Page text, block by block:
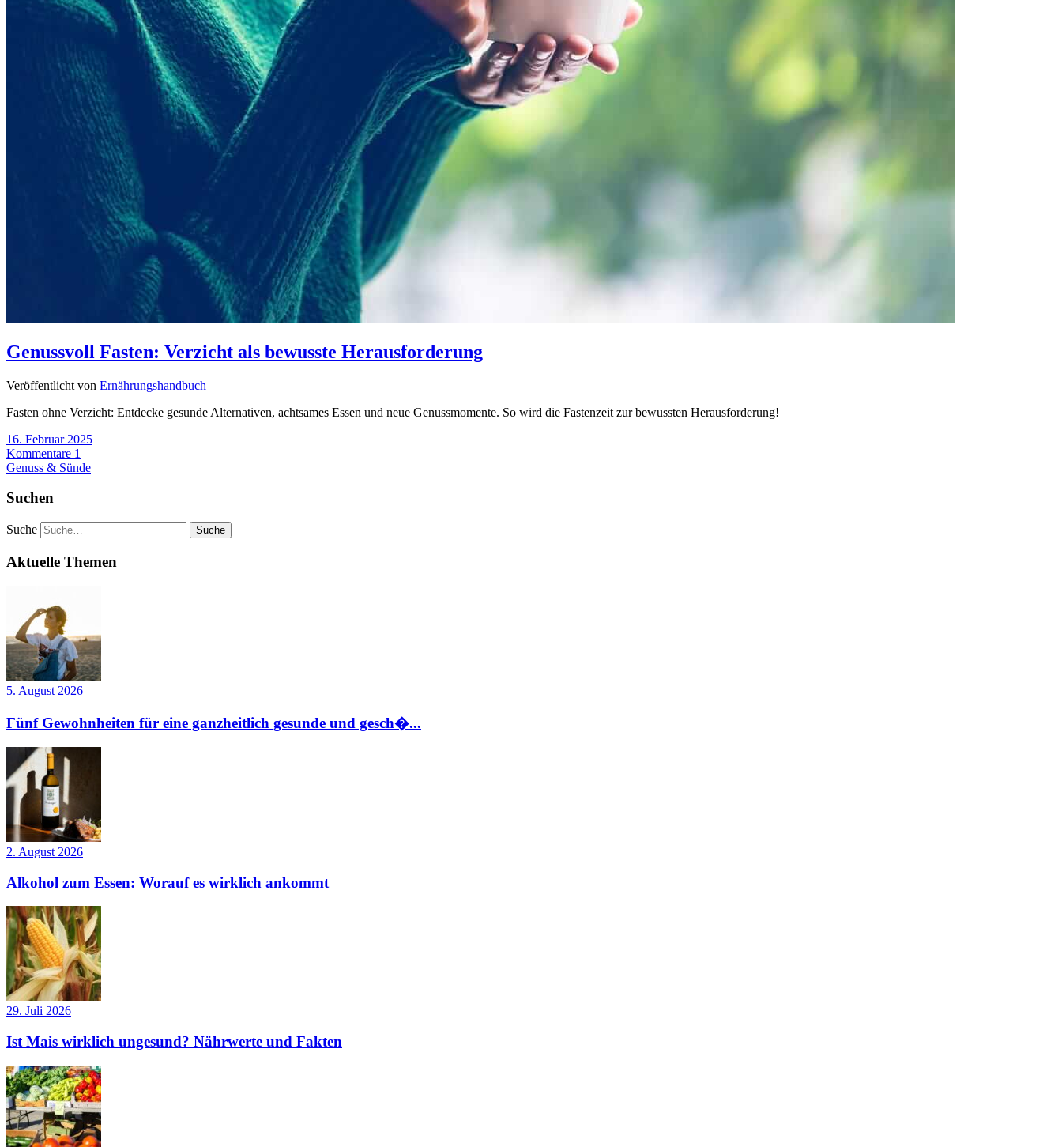
Genussvoll Fasten: Verzicht als bewusste Herausforderung
Veröffentlicht von Ernährungshandbuch
Fasten ohne Verzicht: Entdecke gesunde Alternativen, achtsames Essen und neue Genussmomente. So wird die Fastenzeit zur bewussten Herausforderung!
16. Februar 2025
Kommentare 1
Genuss & Sünde
Suchen
Suche
Aktuelle Themen
5. August 2026
Fünf Gewohnheiten für eine ganzheitlich gesunde und gesch�...
2. August 2026
Alkohol zum Essen: Worauf es wirklich ankommt
29. Juli 2026
Ist Mais wirklich ungesund? Nährwerte und Fakten